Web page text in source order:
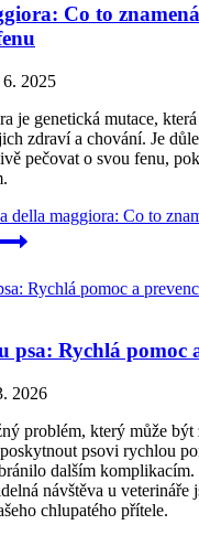
Co to
6. 2025
je genetická mutace,
zdraví a chování. Je
pečovat o svou fenu,
della maggiora: Co to
psa: Rychlá pomoc
2026
problém, který může být
psovi rychlou
dalším komplikacím.
návštěva u
chlupatého přítele.